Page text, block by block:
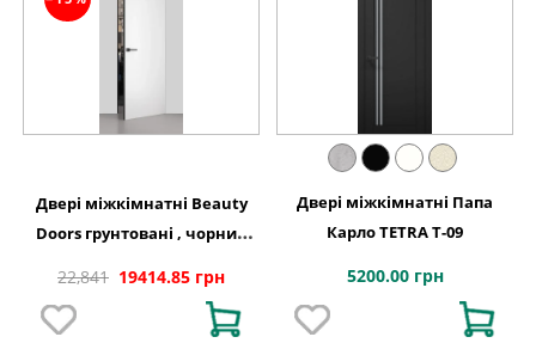
Двері міжкімнатні Beauty
Doors грунтовані , чорний
22,841 19414.85 грн
Двері міжкімнатні Папа
Карло TETRA T-09
5200.00 грн